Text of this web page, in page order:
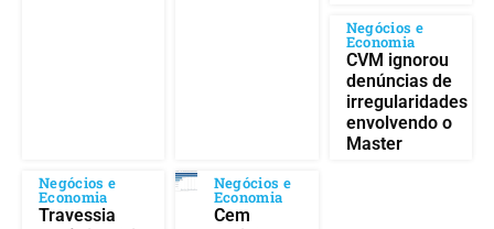
Negócios e
Economia
CVM ignorou
denúncias de
irregularidades
envolvendo o
Master
Negócios e
Economia
Travessia
Negócios e
Economia
Cem